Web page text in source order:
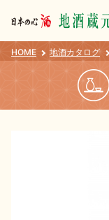
会員登
HOME 地酒カタログ